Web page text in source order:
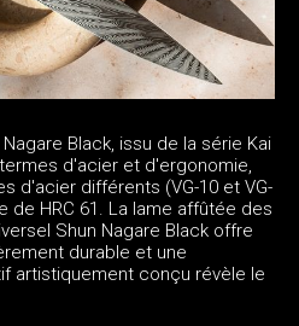
Black, issu de la série Kai
d'acier et d'ergonomie,
d'acier différents (VG-10 et VG-
de HRC 61. La lame affûtée des
Shun Nagare Black offre
durable et une
artistiquement conçu révèle le